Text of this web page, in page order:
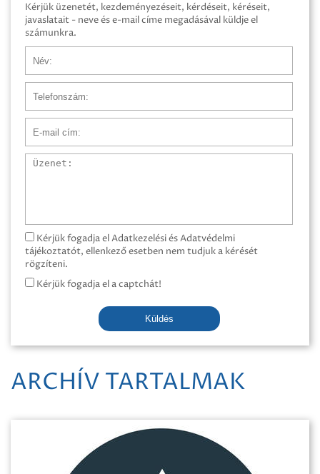
Kérjük üzenetét, kezdeményezéseit, kérdéseit, kéréseit,
javaslatait - neve és e-mail címe megadásával küldje el
számunkra.
Üzenet
Kérjük fogadja el Adatkezelési és Adatvédelmi
tájékoztatót, ellenkező esetben nem tudjuk a kérését
rögzíteni.
Kérjük fogadja el a captchát!
Küldés
ARCHÍV TARTALMAK